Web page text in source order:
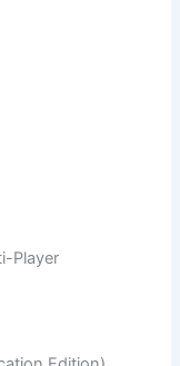
Player